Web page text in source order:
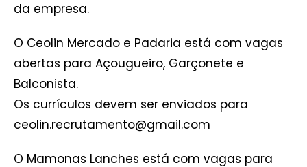
da empresa.
O Ceolin Mercado e Padaria está com vagas
abertas para Açougueiro, Garçonete e
Balconista.
Os currículos devem ser enviados para
ceolin.recrutamento@gmail.com
O Mamonas Lanches está com vagas para